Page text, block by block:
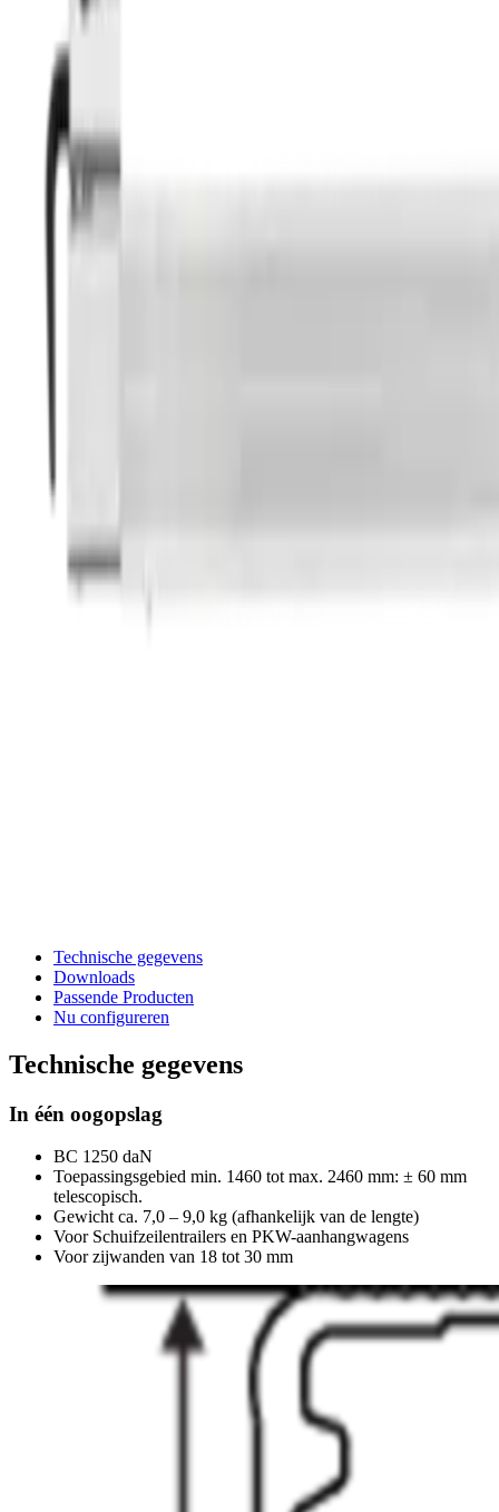
Technische gegevens
Downloads
Passende Producten
Nu configureren
Technische gegevens
In één oogopslag
BC 1250 daN
Toepassingsgebied min. 1460 tot max. 2460 mm: ± 60 mm
telescopisch.
Gewicht ca. 7,0 – 9,0 kg (afhankelijk van de lengte)
Voor Schuifzeilentrailers en PKW-aanhangwagens
Voor zijwanden van 18 tot 30 mm